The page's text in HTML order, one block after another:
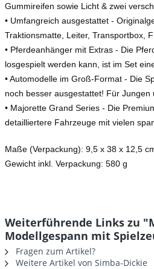
Gummireifen sowie Licht & zwei
• Umfangreich ausgestattet -
Traktionsmatte, Leiter, Transportbox,
• Pferdeanhänger mit Extras - Die
losgespielt werden kann, ist im Set
• Automodelle im Groß-Format - Die
noch besser ausgestattet! Für Jungen
• Majorette Grand Series - Die
detailliertere Fahrzeuge mit vielen
Maße (Verpackung): 9,5 x 38 x 12,5
Gewicht inkl. Verpackung: 580 g
Weiterführende Links zu
Modellgespann mit
Fragen zum Artikel?
Weitere Artikel von Simba-Dickie